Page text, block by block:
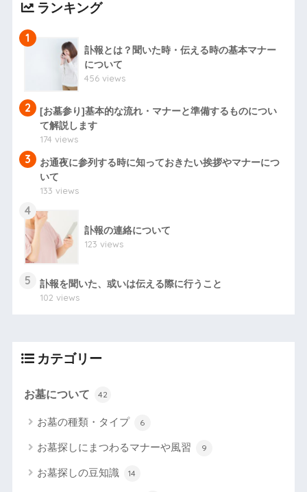
ランキング
1
訃報とは？聞いた時・伝える時の基本マナー
について
456 views
2
[お墓参り]基本的な流れ・マナーと準備するものについ
て解説します
174 views
3
お通夜に参列する時に知っておきたい挨拶やマナーにつ
いて
133 views
4
訃報の連絡について
123 views
5
訃報を聞いた、或いは伝える際に行うこと
102 views
カテゴリー
お墓について 42
お墓の種類・タイプ 6
お墓探しにまつわるマナーや風習 9
お墓探しの豆知識 14